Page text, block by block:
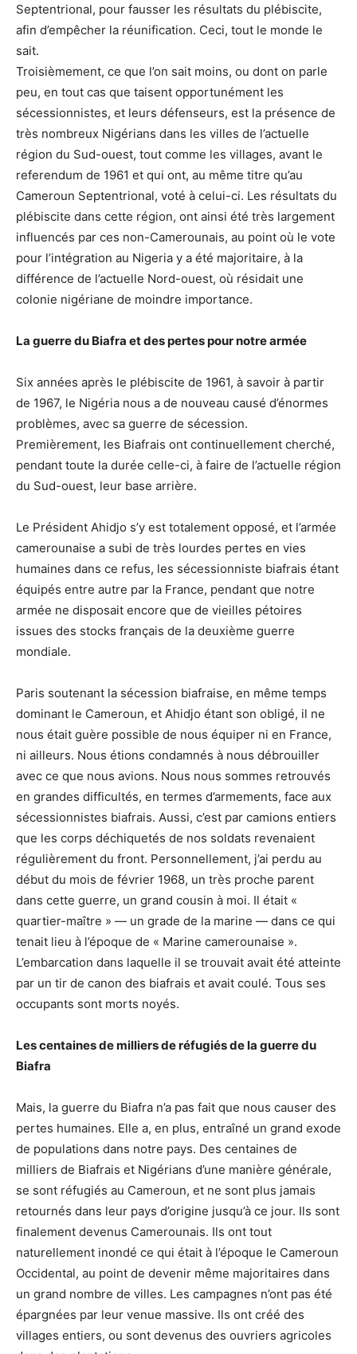
Septentrional, pour fausser les résultats du plébiscite,
afin d’empêcher la réunification. Ceci, tout le monde le
sait.
Troisièmement, ce que l’on sait moins, ou dont on parle
peu, en tout cas que taisent opportunément les
sécessionnistes, et leurs défenseurs, est la présence de
très nombreux Nigérians dans les villes de l’actuelle
région du Sud-ouest, tout comme les villages, avant le
referendum de 1961 et qui ont, au même titre qu’au
Cameroun Septentrional, voté à celui-ci. Les résultats du
plébiscite dans cette région, ont ainsi été très largement
influencés par ces non-Camerounais, au point où le vote
pour l’intégration au Nigeria y a été majoritaire, à la
différence de l’actuelle Nord-ouest, où résidait une
colonie nigériane de moindre importance.
La guerre du Biafra et des pertes pour notre armée
Six années après le plébiscite de 1961, à savoir à partir
de 1967, le Nigéria nous a de nouveau causé d’énormes
problèmes, avec sa guerre de sécession.
Premièrement, les Biafrais ont continuellement cherché,
pendant toute la durée celle-ci, à faire de l’actuelle région
du Sud-ouest, leur base arrière.
Le Président Ahidjo s’y est totalement opposé, et l’armée
camerounaise a subi de très lourdes pertes en vies
humaines dans ce refus, les sécessionniste biafrais étant
équipés entre autre par la France, pendant que notre
armée ne disposait encore que de vieilles pétoires
issues des stocks français de la deuxième guerre
mondiale.
Paris soutenant la sécession biafraise, en même temps
dominant le Cameroun, et Ahidjo étant son obligé, il ne
nous était guère possible de nous équiper ni en France,
ni ailleurs. Nous étions condamnés à nous débrouiller
avec ce que nous avions. Nous nous sommes retrouvés
en grandes difficultés, en termes d’armements, face aux
sécessionnistes biafrais. Aussi, c’est par camions entiers
que les corps déchiquetés de nos soldats revenaient
régulièrement du front. Personnellement, j’ai perdu au
début du mois de février 1968, un très proche parent
dans cette guerre, un grand cousin à moi. Il était «
quartier-maître » ― un grade de la marine ― dans ce qui
tenait lieu à l’époque de « Marine camerounaise ».
L’embarcation dans laquelle il se trouvait avait été atteinte
par un tir de canon des biafrais et avait coulé. Tous ses
occupants sont morts noyés.
Les centaines de milliers de réfugiés de la guerre du
Biafra
Mais, la guerre du Biafra n’a pas fait que nous causer des
pertes humaines. Elle a, en plus, entraîné un grand exode
de populations dans notre pays. Des centaines de
milliers de Biafrais et Nigérians d’une manière générale,
se sont réfugiés au Cameroun, et ne sont plus jamais
retournés dans leur pays d’origine jusqu’à ce jour. Ils sont
finalement devenus Camerounais. Ils ont tout
naturellement inondé ce qui était à l’époque le Cameroun
Occidental, au point de devenir même majoritaires dans
un grand nombre de villes. Les campagnes n’ont pas été
épargnées par leur venue massive. Ils ont créé des
villages entiers, ou sont devenus des ouvriers agricoles